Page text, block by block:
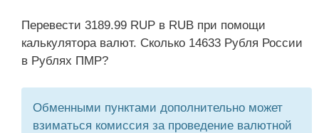
Перевести 3189.99 RUP в RUB при помощи
калькулятора валют. Сколько 14633 Рубля России
в Рублях ПМР?
Обменными пунктами дополнительно может
взиматься комиссия за проведение валютной